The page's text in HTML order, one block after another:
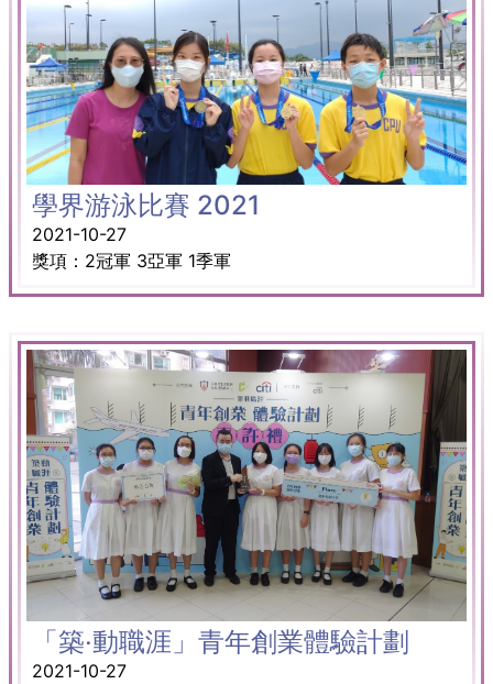
學界游泳比賽 2021
2021-10-27
獎項：2冠軍 3亞軍 1季軍
「築‧動職涯」青年創業體驗計劃
2021-10-27